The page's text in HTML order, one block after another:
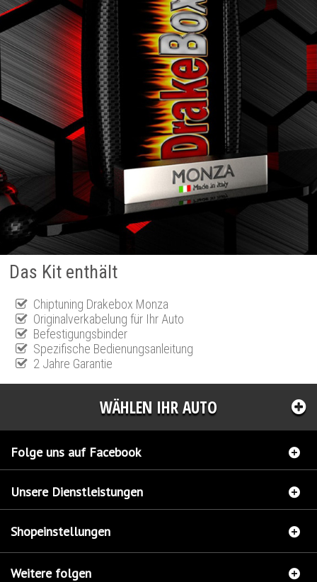
Das Kit enthält
Chiptuning Drakebox Monza
Originalverkabelung für Ihr Auto
Befestigungsbinder
Spezifische Bedienungsanleitung
2 Jahre Garantie
WÄHLEN IHR AUTO
Folge uns auf Facebook
Unsere Dienstleistungen
Shopeinstellungen
Weitere folgen